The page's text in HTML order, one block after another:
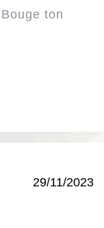
Bouge ton
29/11/2023